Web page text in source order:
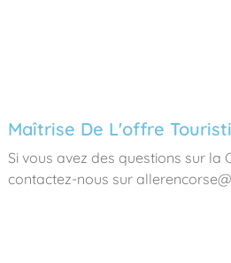
Maîtrise De L'offre
Si vous avez des questions sur la
contactez-nous sur